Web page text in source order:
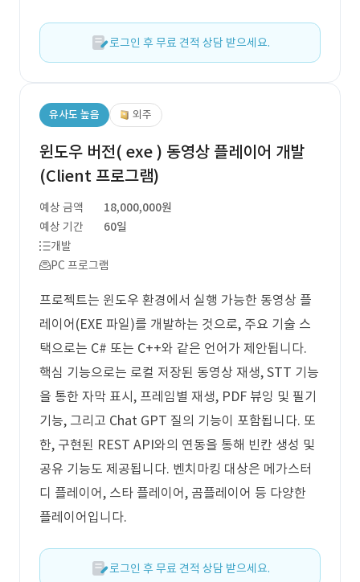
로그인 후 무료 견적 상담 받으세요.
유사도 높음 외주
윈도우 버전( exe ) 동영상 플레이어 개발
(Client 프로그램)
예상 금액
18,000,000원
예상 기간
60일
개발
PC 프로그램
프로젝트는 윈도우 환경에서 실행 가능한 동영상 플
레이어(EXE 파일)를 개발하는 것으로, 주요 기술 스
택으로는 C# 또는 C++와 같은 언어가 제안됩니다.
핵심 기능으로는 로컬 저장된 동영상 재생, STT 기능
을 통한 자막 표시, 프레임별 재생, PDF 뷰잉 및 필기
기능, 그리고 Chat GPT 질의 기능이 포함됩니다. 또
한, 구현된 REST API와의 연동을 통해 빈칸 생성 및
공유 기능도 제공됩니다. 벤치마킹 대상은 메가스터
디 플레이어, 스타 플레이어, 곰플레이어 등 다양한
플레이어입니다.
로그인 후 무료 견적 상담 받으세요.